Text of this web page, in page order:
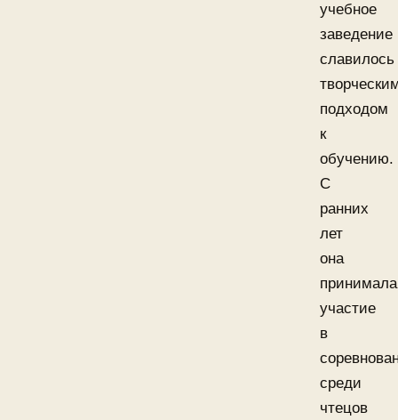
учебное
заведение
славилось
подходом
к
обучению.
С
ранних
лет
она
принимала
участие
в
среди
чтецов